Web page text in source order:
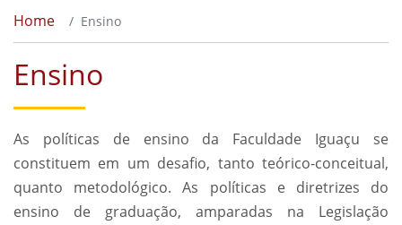
Home Ensino
Ensino
As políticas de ensino da Faculdade Iguaçu se
constituem em um desafio, tanto teórico-conceitual,
quanto metodológico. As políticas e diretrizes do
ensino de graduação, amparadas na Legislação